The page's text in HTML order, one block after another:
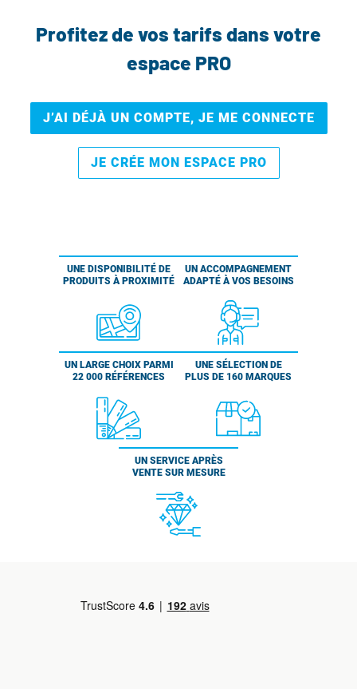
Profitez de vos tarifs dans votre
espace PRO
J’AI DÉJÀ UN COMPTE, JE ME CONNECTE
JE CRÉE MON ESPACE PRO
UNE DISPONIBILITÉ DE
PRODUITS À PROXIMITÉ
UN ACCOMPAGNEMENT
ADAPTÉ À VOS BESOINS
UN LARGE CHOIX PARMI
22 000 RÉFÉRENCES
UNE SÉLECTION DE
PLUS DE 160 MARQUES
UN SERVICE APRÈS
VENTE SUR MESURE